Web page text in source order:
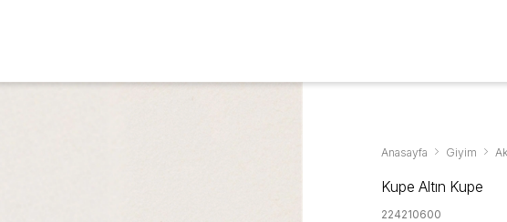
Anasayfa Giyim
Kupe Altın Kupe
224210600